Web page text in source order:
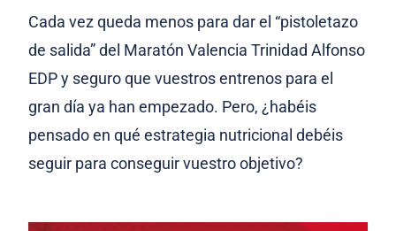
Cada vez queda menos para dar el “pistoletazo
de salida” del Maratón Valencia Trinidad Alfonso
EDP y seguro que vuestros entrenos para el
gran día ya han empezado. Pero, ¿habéis
pensado en qué estrategia nutricional debéis
seguir para conseguir vuestro objetivo?